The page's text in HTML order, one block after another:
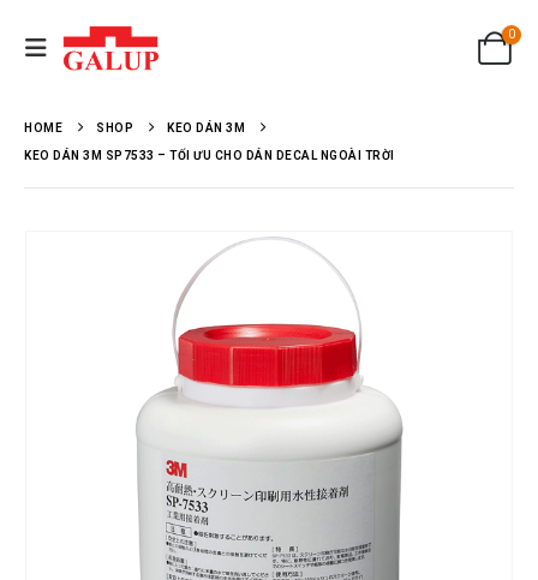
0
HOME SHOP KEO DÁN 3M
KEO DÁN 3M SP7533 – TỐI ƯU CHO DÁN DECAL NGOÀI TRỜI